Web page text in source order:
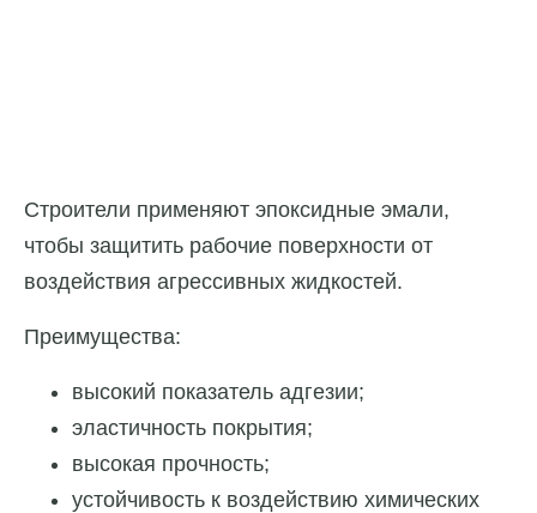
Строители применяют эпоксидные эмали,
чтобы защитить рабочие поверхности от
воздействия агрессивных жидкостей.
Преимущества:
высокий показатель адгезии;
эластичность покрытия;
высокая прочность;
устойчивость к воздействию химических